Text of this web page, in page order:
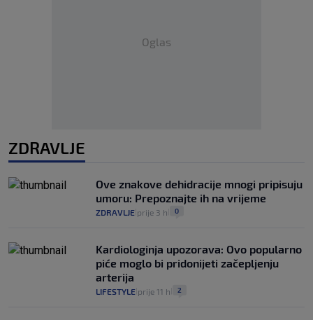
Oglas
ZDRAVLJE
Ove znakove dehidracije mnogi pripisuju
umoru: Prepoznajte ih na vrijeme
ZDRAVLJE prije 3 h 0
Kardiologinja upozorava: Ovo popularno
piće moglo bi pridonijeti začepljenju
arterija
LIFESTYLE prije 11 h 2